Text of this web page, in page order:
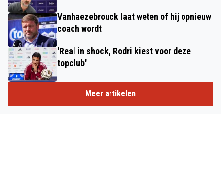
Vanhaezebrouck laat weten of hij opnieuw
coach wordt
'Real in shock, Rodri kiest voor deze
topclub'
Meer artikelen